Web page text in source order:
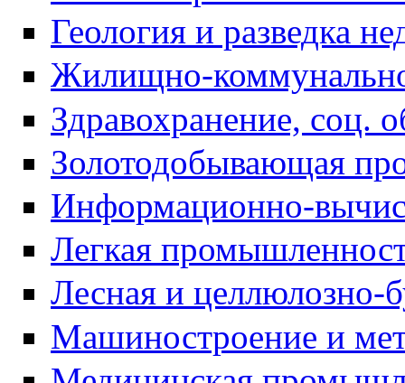
Геология и разведка
Жилищно-
Здравохранение, соц.
Золотодобывающая
Информационно-
Легкая
Лесная и целлюлозно-
Машиностроение и